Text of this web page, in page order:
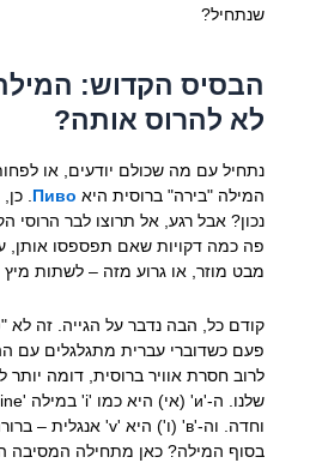
שנתחיל?
הבסיס הקדוש:
לא להרוס אותה?
נתחיל עם מה שכולם יודעים, או
המילה "בירה" ברוסית היא Пиво
.
נכון? אבל רגע, אל תרוצו לבר הרוסי
פה כמה דקויות שאם תפספסו אותן,
מבט מוזר, או גרוע מזה – לשתות מיץ
קודם כל, הבה נדבר על הגייה. זה לא
בסוף המילה? כאן מתחילה המסיבה